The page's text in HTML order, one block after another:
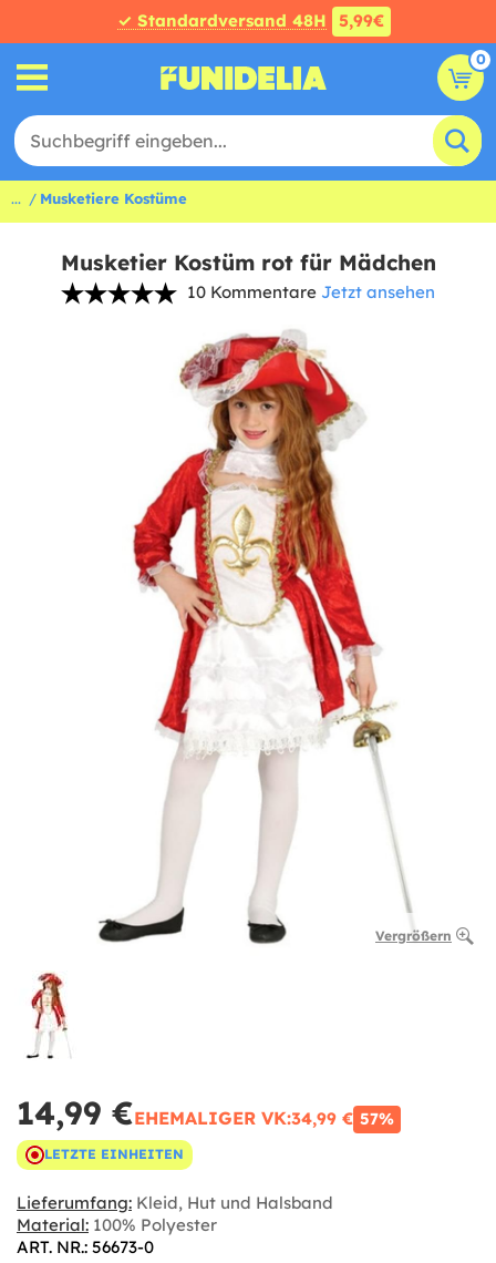
✓ Standardversand 48H 5,99€
0
... Musketiere Kostüme
Musketier Kostüm rot für Mädchen
10 Kommentare Jetzt ansehen
Vergrößern
14,99 €EHEMALIGER VK:34,99 € 57%
LETZTE EINHEITEN
Lieferumfang: Kleid, Hut und Halsband
Material: 100% Polyester
ART. NR.: 56673-0